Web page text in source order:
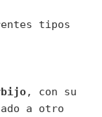
tipos
, con su
a otro